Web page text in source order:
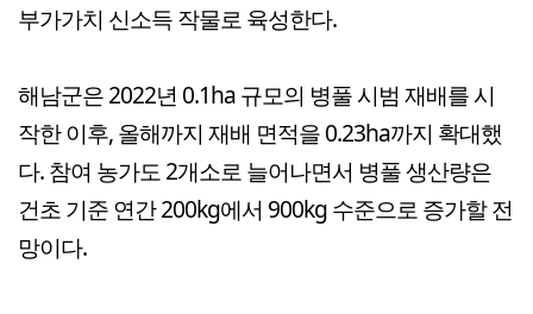
부가가치 신소득 작물로 육성한다.
해남군은 2022년 0.1ha 규모의 병풀 시범 재배를 시
작한 이후, 올해까지 재배 면적을 0.23ha까지 확대했
다. 참여 농가도 2개소로 늘어나면서 병풀 생산량은
건초 기준 연간 200kg에서 900kg 수준으로 증가할 전
망이다.